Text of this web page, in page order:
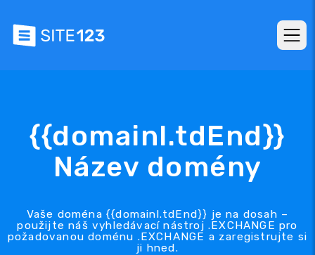
{{domainl.tdEnd}}
Název domény
Vaše doména {{domainl.tdEnd}} je na dosah –
použijte náš vyhledávací nástroj .EXCHANGE pro
požadovanou doménu .EXCHANGE a zaregistrujte si
ji hned.